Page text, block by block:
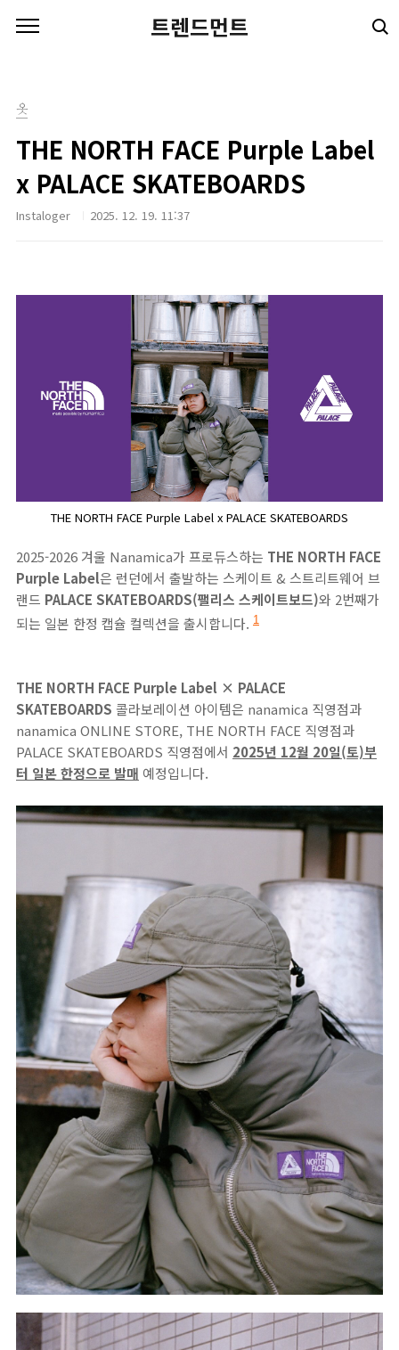
트렌드먼트
옷
THE NORTH FACE Purple Label
x PALACE SKATEBOARDS
Instaloger 2025. 12. 19. 11:37
THE NORTH FACE Purple Label x PALACE SKATEBOARDS
2025-2026 겨울 Nanamica가 프로듀스하는 THE NORTH FACE
Purple Label은 런던에서 출발하는 스케이트 & 스트리트웨어 브
랜드 PALACE SKATEBOARDS(팰리스 스케이트보드)와 2번째가
되는 일본 한정 캡슐 컬렉션을 출시합니다. 1
THE NORTH FACE Purple Label × PALACE
SKATEBOARDS 콜라보레이션 아이템은 nanamica 직영점과
nanamica ONLINE STORE, THE NORTH FACE 직영점과
PALACE SKATEBOARDS 직영점에서 2025년 12월 20일(토)부
터 일본 한정으로 발매 예정입니다.